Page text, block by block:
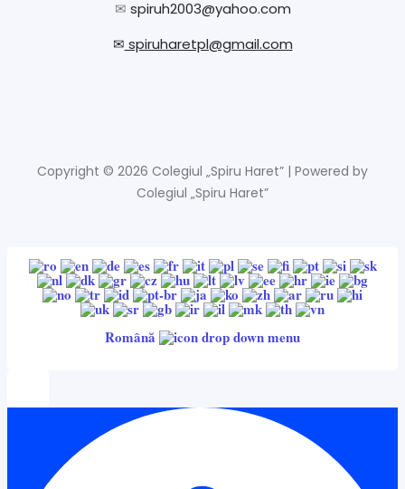
✉ spiruh2003@yahoo.com
✉ spiruharetpl@gmail.com
Copyright © 2026 Colegiul „Spiru Haret” | Powered by
Colegiul „Spiru Haret”
Română